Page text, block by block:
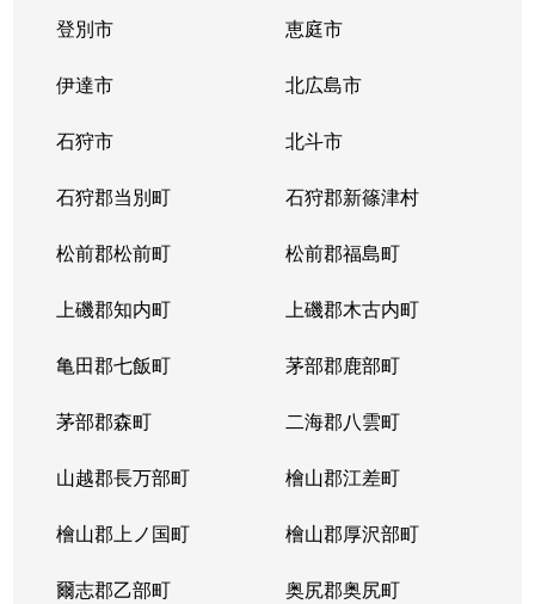
登別市 恵庭市
伊達市 北広島市
石狩市 北斗市
石狩郡当別町 石狩郡新篠津村
松前郡松前町 松前郡福島町
上磯郡知内町 上磯郡木古内町
亀田郡七飯町 茅部郡鹿部町
茅部郡森町 二海郡八雲町
山越郡長万部町 檜山郡江差町
檜山郡上ノ国町 檜山郡厚沢部町
爾志郡乙部町 奥尻郡奥尻町